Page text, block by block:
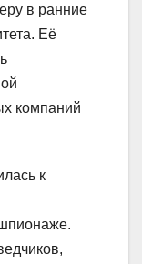
в ранние
Её
компаний
к